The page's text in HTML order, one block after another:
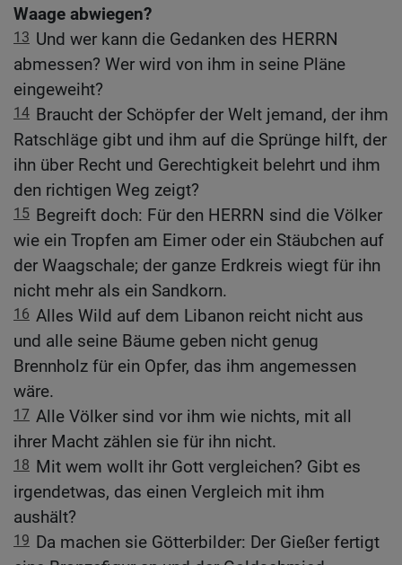
Waage abwiegen?
13 Und wer kann die Gedanken des HERRN
abmessen? Wer wird von ihm in seine Pläne
eingeweiht?
14 Braucht der Schöpfer der Welt jemand, der ihm
Ratschläge gibt und ihm auf die Sprünge hilft, der
ihn über Recht und Gerechtigkeit belehrt und ihm
den richtigen Weg zeigt?
15 Begreift doch: Für den HERRN sind die Völker
wie ein Tropfen am Eimer oder ein Stäubchen auf
der Waagschale; der ganze Erdkreis wiegt für ihn
nicht mehr als ein Sandkorn.
16 Alles Wild auf dem Libanon reicht nicht aus
und alle seine Bäume geben nicht genug
Brennholz für ein Opfer, das ihm angemessen
wäre.
17 Alle Völker sind vor ihm wie nichts, mit all
ihrer Macht zählen sie für ihn nicht.
18 Mit wem wollt ihr Gott vergleichen? Gibt es
irgendetwas, das einen Vergleich mit ihm
aushält?
19 Da machen sie Götterbilder: Der Gießer fertigt